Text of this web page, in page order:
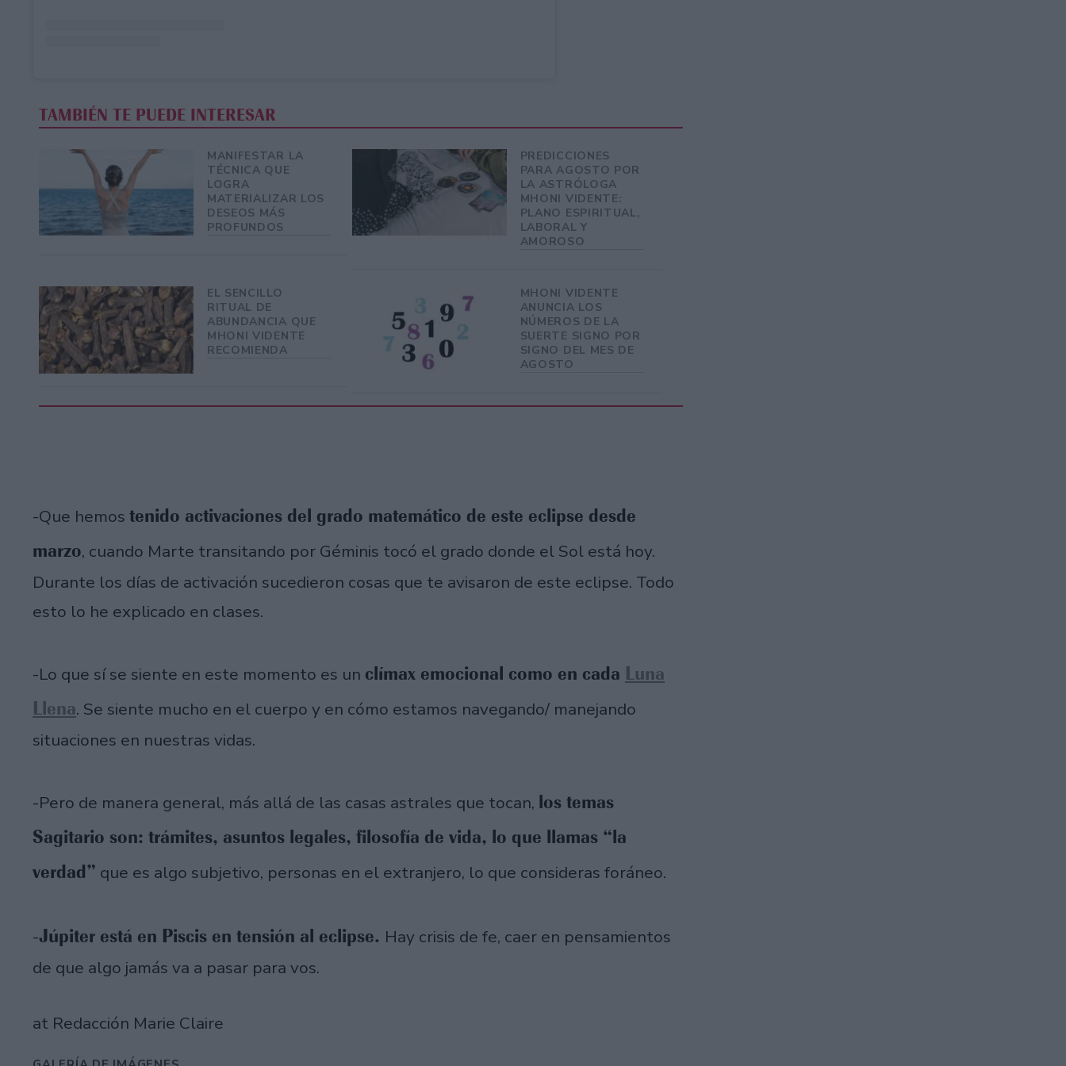
TAMBIÉN TE PUEDE INTERESAR
MANIFESTAR LA
TÉCNICA QUE
LOGRA
MATERIALIZAR LOS
DESEOS MÁS
PROFUNDOS
PREDICCIONES
PARA AGOSTO POR
LA ASTRÓLOGA
MHONI VIDENTE:
PLANO ESPIRITUAL,
LABORAL Y
AMOROSO
EL SENCILLO
RITUAL DE
ABUNDANCIA QUE
MHONI VIDENTE
RECOMIENDA
MHONI VIDENTE
ANUNCIA LOS
NÚMEROS DE LA
SUERTE SIGNO POR
SIGNO DEL MES DE
AGOSTO
-Que hemos tenido activaciones del grado matemático de este eclipse desde
marzo, cuando Marte transitando por Géminis tocó el grado donde el Sol está hoy.
Durante los días de activación sucedieron cosas que te avisaron de este eclipse. Todo
esto lo he explicado en clases.
-Lo que sí se siente en este momento es un clímax emocional como en cada Luna
Llena. Se siente mucho en el cuerpo y en cómo estamos navegando/ manejando
situaciones en nuestras vidas.
-Pero de manera general, más allá de las casas astrales que tocan, los temas
Sagitario son: trámites, asuntos legales, filosofía de vida, lo que llamas “la
verdad” que es algo subjetivo, personas en el extranjero, lo que consideras foráneo.
-Júpiter está en Piscis en tensión al eclipse. Hay crisis de fe, caer en pensamientos
de que algo jamás va a pasar para vos.
at Redacción Marie Claire